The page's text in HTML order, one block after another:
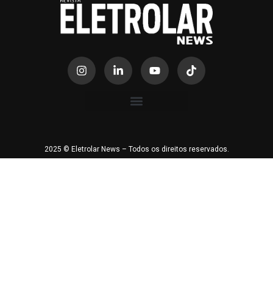
2025 © Eletrolar News – Todos os direitos reservados.